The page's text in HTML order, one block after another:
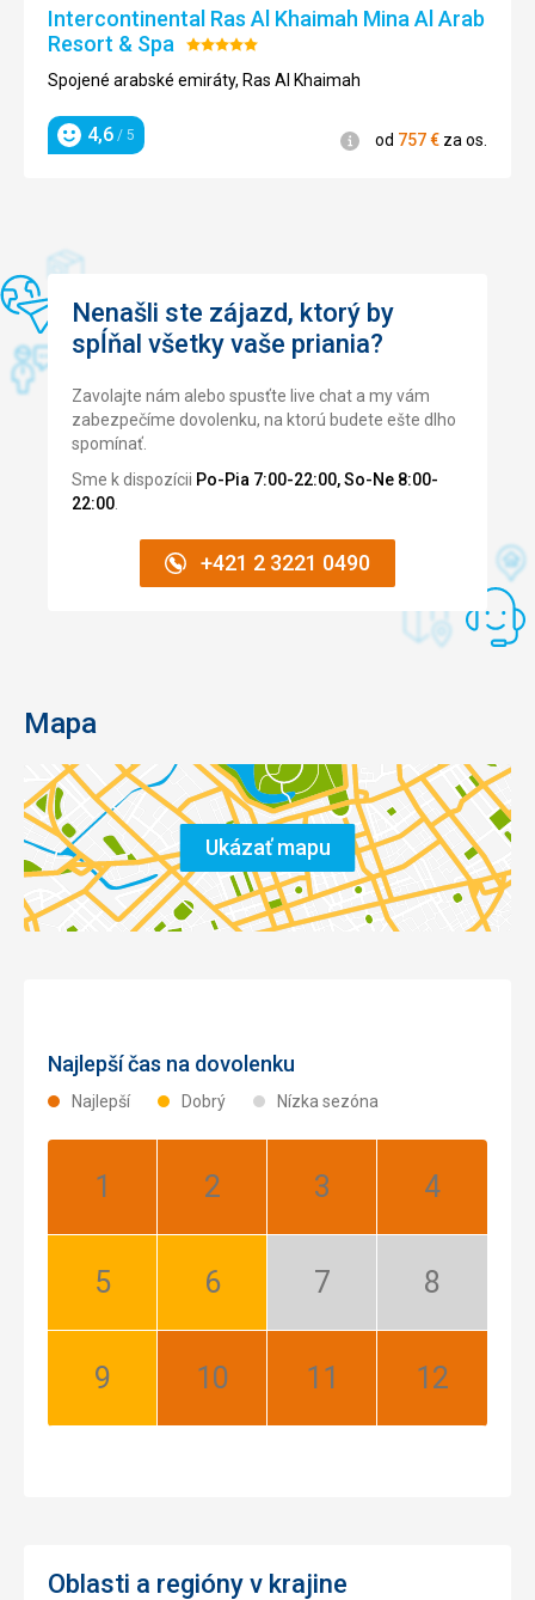
Intercontinental Ras Al Khaimah Mina Al Arab
Resort & Spa Hodnotenie:
5/5
Spojené arabské emiráty, Ras Al Khaimah
Hodnotenie
4,6 / 5 Informácie
od 757€ za os.
Nenašli ste zájazd, ktorý by
spĺňal všetky vaše priania?
Zavolajte nám alebo spusťte live chat a my vám
zabezpečíme dovolenku, na ktorú budete ešte dlho
spomínať.
Sme k dispozícii Po-Pia 7:00-22:00, So-Ne 8:00-
22:00
+421 2 3221 0490
Mapa
Ukázať mapu
Najlepší čas na dovolenku
Najlepší Dobrý Nízka sezóna
Január:
Február:
Marec:
Apríl:
Máj:
Jún:
Júl:
August:
September:
Október:
November:
December:
Oblasti a regióny v krajine